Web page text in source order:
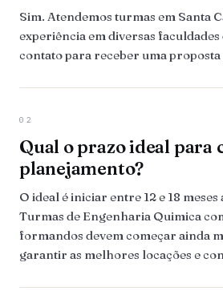
Sim. Atendemos turmas em Santa
experiência em diversas
contato para receber uma
02
Qual o prazo ideal para
planejamento?
O ideal é iniciar entre 12 e 18 meses
Turmas de Engenharia Quimica
formandos devem começar ainda
garantir as melhores locações e